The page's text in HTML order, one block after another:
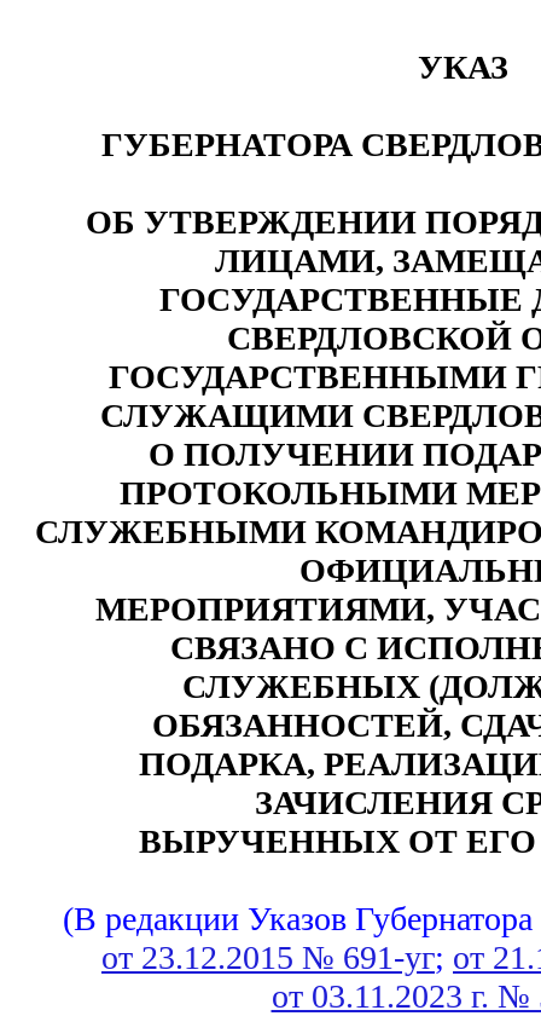
УКАЗ
ГУБЕРНАТОРА
ОБ УТВЕРЖДЕНИИ
ЛИЦАМИ,
СВЕРДЛОВСКОЙ
ГОСУДАРСТВЕННЫМИ
СЛУЖАЩИМИ
О ПОЛУЧЕНИИ
ПРОТОКОЛЬНЫМИ
СЛУЖЕБНЫМИ
МЕРОПРИЯТИЯМИ,
СВЯЗАНО С
СЛУЖЕБНЫХ
ОБЯЗАННОСТЕЙ,
ПОДАРКА,
ЗАЧИСЛЕНИЯ
ВЫРУЧЕННЫХ ОТ
(В редакции Указов
от 23.12.2015 № 691-уг; от
от 03.11.2023 г.